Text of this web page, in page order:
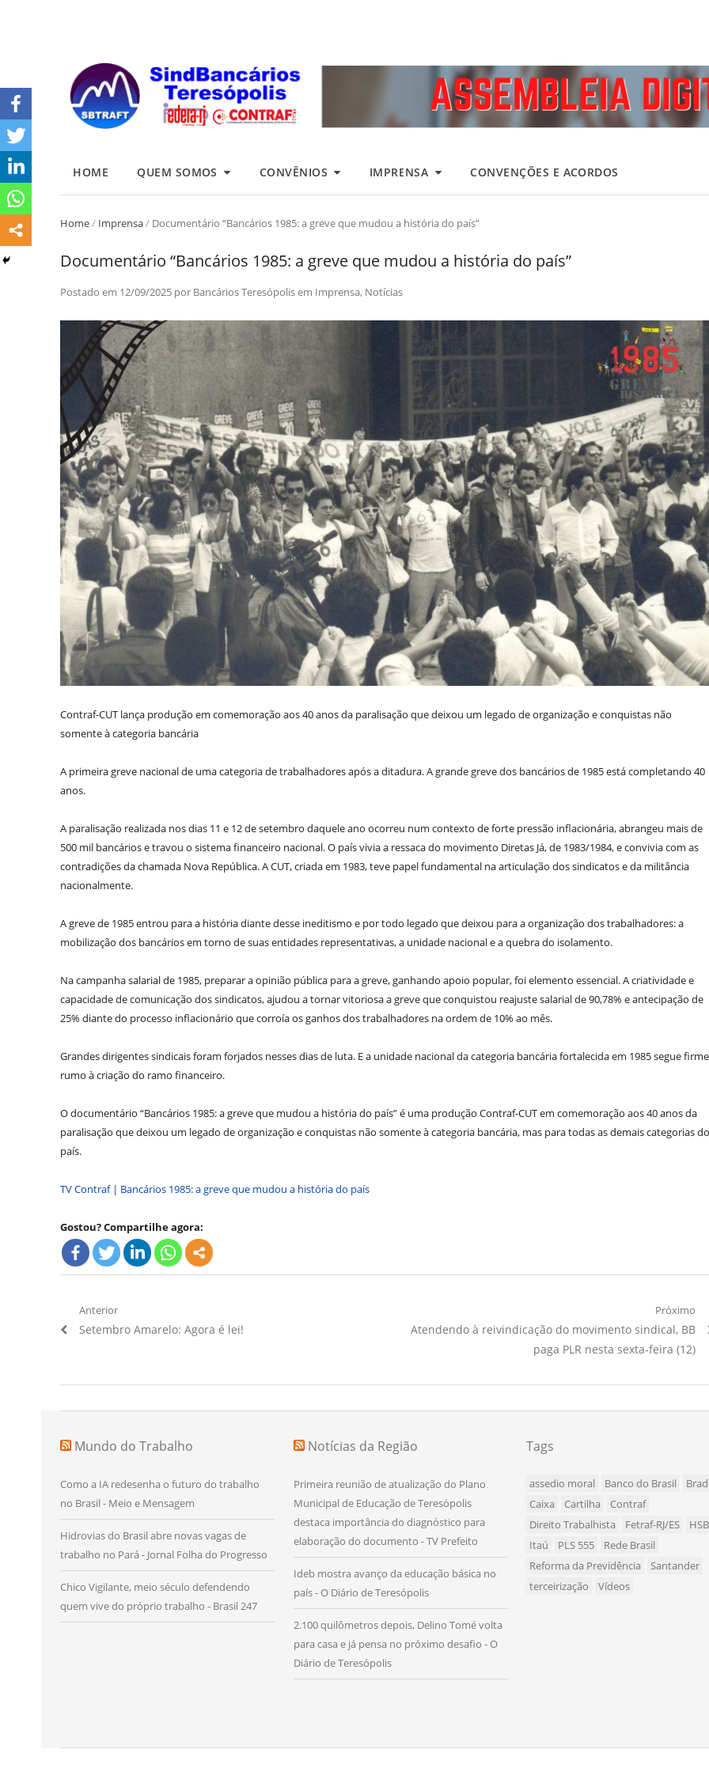
HOME QUEM SOMOS CONVÊNIOS IMPRENSA CONVENÇÕES E ACORDOS
Home/ Imprensa/ Documentário “Bancários 1985: a greve que mudou a história do país”
Documentário “Bancários 1985: a greve que mudou a história do país”
Postado em 12/09/2025 por Bancários Teresópolisem Imprensa, Notícias
Contraf-CUT lança produção em comemoração aos 40 anos da paralisação que deixou um legado de organização e conquistas não
somente à categoria bancária
A primeira greve nacional de uma categoria de trabalhadores após a ditadura. A grande greve dos bancários de 1985 está completando 40
anos.
A paralisação realizada nos dias 11 e 12 de setembro daquele ano ocorreu num contexto de forte pressão inflacionária, abrangeu mais de
500 mil bancários e travou o sistema financeiro nacional. O país vivia a ressaca do movimento Diretas Já, de 1983/1984, e convivia com as
contradições da chamada Nova República. A CUT, criada em 1983, teve papel fundamental na articulação dos sindicatos e da militância
nacionalmente.
A greve de 1985 entrou para a história diante desse ineditismo e por todo legado que deixou para a organização dos trabalhadores: a
mobilização dos bancários em torno de suas entidades representativas, a unidade nacional e a quebra do isolamento.
Na campanha salarial de 1985, preparar a opinião pública para a greve, ganhando apoio popular, foi elemento essencial. A criatividade e
capacidade de comunicação dos sindicatos, ajudou a tornar vitoriosa a greve que conquistou reajuste salarial de 90,78% e antecipação de
25% diante do processo inflacionário que corroía os ganhos dos trabalhadores na ordem de 10% ao mês.
Grandes dirigentes sindicais foram forjados nesses dias de luta. E a unidade nacional da categoria bancária fortalecida em 1985 segue firme
rumo à criação do ramo financeiro.
O documentário “Bancários 1985: a greve que mudou a história do país” é uma produção Contraf-CUT em comemoração aos 40 anos da
paralisação que deixou um legado de organização e conquistas não somente à categoria bancária, mas para todas as demais categorias do
país.
TV Contraf | Bancários 1985: a greve que mudou a história do país
Gostou? Compartilhe agora:
Navegação
de
Anterior
Artigo
Setembro Amarelo: Agora é lei!
Próximo
Próximo
Atendendo à reivindicação do movimento sindical, BB
paga PLR nesta sexta-feira (12)
Mundo do Trabalho
Como a IA redesenha o futuro do trabalho
no Brasil - Meio e Mensagem
Hidrovias do Brasil abre novas vagas de
trabalho no Pará - Jornal Folha do Progresso
Chico Vigilante, meio século defendendo
quem vive do próprio trabalho - Brasil 247
Notícias da Região
Primeira reunião de atualização do Plano
Municipal de Educação de Teresópolis
destaca importância do diagnóstico para
elaboração do documento - TV Prefeito
Ideb mostra avanço da educação básica no
país - O Diário de Teresópolis
2.100 quilômetros depois, Delino Tomé volta
para casa e já pensa no próximo desafio - O
Diário de Teresópolis
Tags
assedio moral Banco do Brasil
Caixa
Cartilha
Contraf
Direito Trabalhista
Fetraf-RJ/ES
Itaú
PLS 555
Rede Brasil
Reforma da Previdência
Santander
terceirização
Vídeos